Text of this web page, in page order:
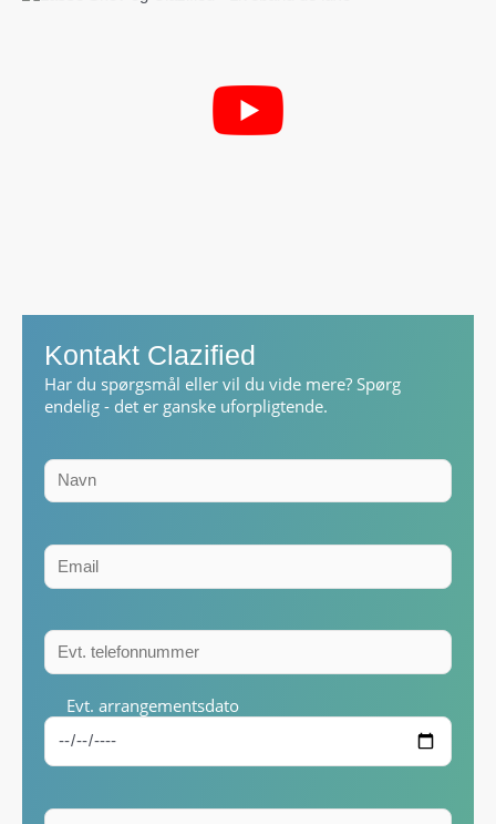
Kontakt Clazified
Har du spørgsmål eller vil du vide mere? Spørg
endelig - det er ganske uforpligtende.
Evt. arrangementsdato